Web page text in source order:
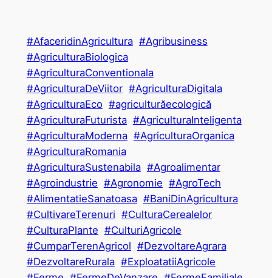
#AfaceridinAgricultura #Agribusiness
#AgriculturaBiologica
#AgriculturaConventionala
#AgriculturaDeViitor #AgriculturaDigitala
#AgriculturaEco #agriculturăecologică
#AgriculturaFuturista #AgriculturaInteligenta
#AgriculturaModerna #AgriculturaOrganica
#AgriculturaRomania
#AgriculturaSustenabila #Agroalimentar
#Agroindustrie #Agronomie #AgroTech
#AlimentatieSanatoasa #BaniDinAgricultura
#CultivareTerenuri #CulturaCerealelor
#CulturaPlante #CulturiAgricole
#CumparTerenAgricol #DezvoltareAgrara
#DezvoltareRurala #ExploatatiiAgricole